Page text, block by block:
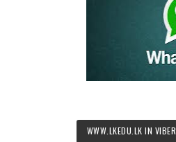
WWW.LKEDU.LK IN VIBER